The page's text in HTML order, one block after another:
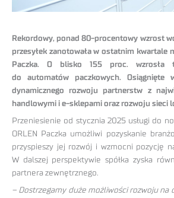
Rekordowy, ponad 80-procentowy wzrost
przesyłek zanotowała w ostatnim kwartale
Paczka. O blisko 155 proc. wzrosła
do automatów paczkowych.
dynamicznego rozwoju partnerstw z
handlowymi i e-sklepami oraz rozwoju sieci
Przeniesienie od stycznia 2025 usługi do
ORLEN Paczka umożliwi pozyskanie
przyspieszy jej rozwój i wzmocni pozycję
W dalszej perspektywie spółka zyska
partnera zewnętrznego.
– Dostrzegamy duże możliwości rozwoju na